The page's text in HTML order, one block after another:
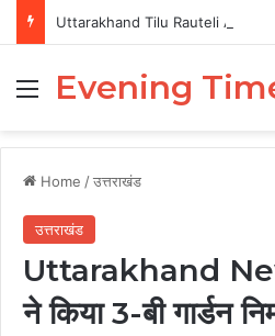
MenuEvening
Home /उत्तराखंड
उत्तराखंड
Uttarakhand
ने किया 3-बी गार्डन